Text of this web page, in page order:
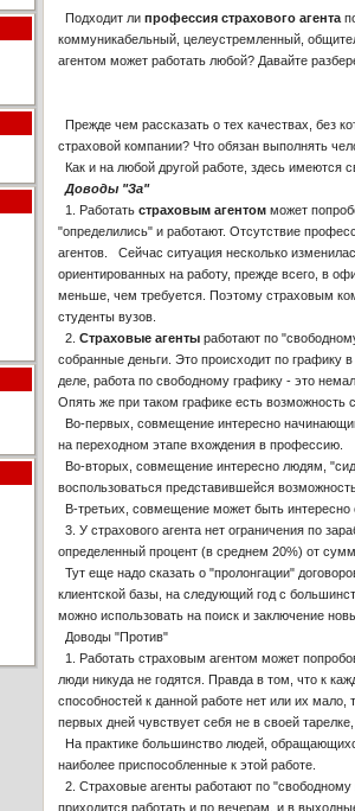
Подходит ли профессия страхового агента
коммуникабельный, целеустремленный,
агентом может работать любой? Давайте
Прежде чем рассказать о тех качествах, без
страховой компании? Что обязан выполнять
Как и на любой другой работе, здесь имеются
Доводы "За"
1. Работать страховым агентом может
"определились" и работают. Отсутствие
агентов. Сейчас ситуация несколько
ориентированных на работу, прежде всего, в
меньше, чем требуется. Поэтому страховым
студенты вузов.
2. Страховые агенты работают по
собранные деньги. Это происходит по графику
деле, работа по свободному графику - это
Опять же при таком графике есть возможность
Во-первых, совмещение интересно
на переходном этапе вхождения в профессию.
Во-вторых, совмещение интересно людям,
воспользоваться представившейся
В-третьих, совмещение может быть
3. У страхового агента нет ограничения по
определенный процент (в среднем 20%) от
Тут еще надо сказать о "пролонгации"
клиентской базы, на следующий год с
можно использовать на поиск и заключение
Доводы "Против"
1. Работать страховым агентом может
люди никуда не годятся. Правда в том, что к
способностей к данной работе нет или их мало,
первых дней чувствует себя не в своей
На практике большинство людей,
наиболее приспособленные к этой работе.
2. Страховые агенты работают по "свободному
приходится работать и по вечерам, и в